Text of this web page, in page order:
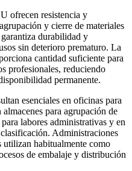
ofrecen resistencia y
y cierre de materiales
durabilidad y
sin deterioro prematuro. La
cantidad suficiente para
profesionales, reduciendo
permanente.
esenciales en oficinas para
para agrupación de
labores administrativas y en
Administraciones
utilizan habitualmente como
de embalaje y distribución